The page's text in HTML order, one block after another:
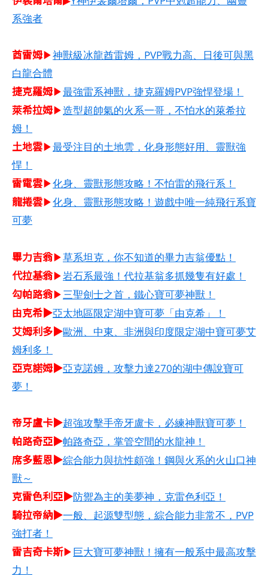
系強者
酋雷姆​▶神獸級冰龍酋雷姆，PVP戰力高、日後可與黑
白龍合體
捷克羅姆​▶最強雷系神獸，捷克羅姆PVP強悍登場！
萊希拉姆​▶造型超帥氣的火系一哥，不怕水的萊希拉
姆！
土地雲▶最受注目的土地雲，化身形態好用、靈獸強
悍！
雷電雲▶化身、靈獸形態攻略！不怕雷的飛行系！
龍捲雲▶化身、靈獸形態攻略！遊戲中唯一純飛行系寶
可夢
畢力吉翁▶草系坦克，你不知道的畢力吉翁優點！
代拉基翁▶岩石系最強！代拉基翁多抓幾隻有好處！
勾帕路翁▶三聖劍士之首，鐵心寶可夢神獸！
由克希▶亞太地區限定湖中寶可夢「由克希」！
艾姆利多▶歐洲、中東、非洲與印度限定湖中寶可夢艾
姆利多！
亞克諾姆▶亞克諾姆，攻擊力達270的湖中傳說寶可
夢！
帝牙盧卡▶超強攻擊手帝牙盧卡，必練神獸寶可夢！
帕路奇亞▶帕路奇亞，掌管空間的水龍神！
席多藍恩▶綜合能力與抗性頗強！鋼與火系的火山口神
獸～
克雷色利亞▶防禦為主的美夢神，克雷色利亞！
騎拉帝納▶一般、起源雙型態，綜合能力非常不，PVP
強打者！
雷吉奇卡斯▶巨大寶可夢神獸！擁有一般系中最高攻擊
力！